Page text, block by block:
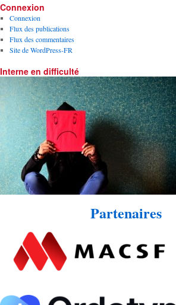
Connexion
Connexion
Flux des publications
Flux des commentaires
Site de WordPress-FR
Interne en difficulté
Partenaires